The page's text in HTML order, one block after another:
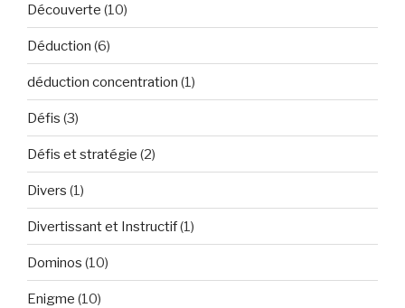
Découverte (10)
Déduction (6)
déduction concentration (1)
Défis (3)
Défis et stratégie (2)
Divers (1)
Divertissant et Instructif(1)
Dominos (10)
Enigme (10)